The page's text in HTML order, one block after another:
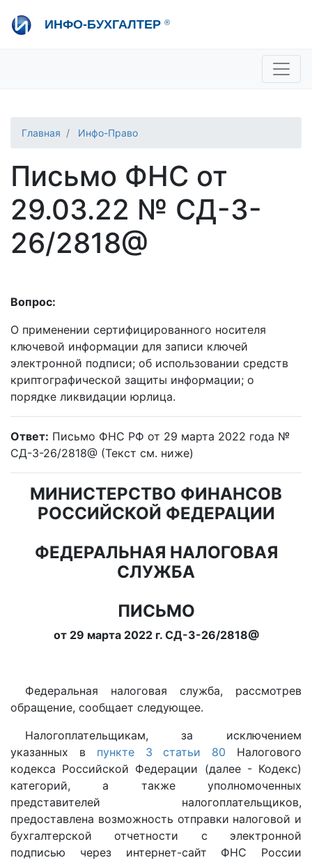
ИНФО-БУХГАЛТЕР ®
Отдел продаж
Консультации
Главная Инфо-Право
Письмо ФНС от
29.03.22 № СД-3-
26/2818@
Вопрос:
О применении сертифицированного носителя
ключевой информации для записи ключей
электронной подписи; об использовании средств
криптографической защиты информации; о
порядке ликвидации юрлица.
Ответ: Письмо ФНС РФ от 29 марта 2022 года №
СД-3-26/2818@ (Текст см. ниже)
МИНИСТЕРСТВО ФИНАНСОВ
РОССИЙСКОЙ ФЕДЕРАЦИИ
ФЕДЕРАЛЬНАЯ НАЛОГОВАЯ
СЛУЖБА
ПИСЬМО
от 29 марта 2022 г. СД-3-26/2818@
Федеральная налоговая служба, рассмотрев
обращение, сообщает следующее.
Налогоплательщикам, за исключением
указанных в пункте 3 статьи 80 Налогового
кодекса Российской Федерации (далее - Кодекс)
категорий, а также уполномоченных
представителей налогоплательщиков,
предоставлена возможность отправки налоговой и
бухгалтерской отчетности с электронной
подписью через интернет-сайт ФНС России